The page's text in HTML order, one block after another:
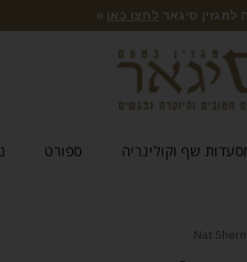
סיגאר לחצו כאן »
שף וקולינריה ספורט